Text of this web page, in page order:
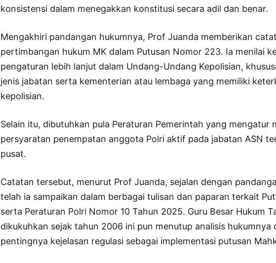
konsistensi dalam menegakkan konstitusi secara adil dan benar.
Mengakhiri pandangan hukumnya, Prof Juanda memberikan
pertimbangan hukum MK dalam Putusan Nomor 223. Ia menilai
pengaturan lebih lanjut dalam Undang-Undang Kepolisian,
jenis jabatan serta kementerian atau lembaga yang memiliki
kepolisian.
Selain itu, dibutuhkan pula Peraturan Pemerintah yang mengatur
persyaratan penempatan anggota Polri aktif pada jabatan ASN
pusat.
Catatan tersebut, menurut Prof Juanda, sejalan dengan
telah ia sampaikan dalam berbagai tulisan dan paparan terkait
serta Peraturan Polri Nomor 10 Tahun 2025. Guru Besar Hukum
dikukuhkan sejak tahun 2006 ini pun menutup analisis hukumnya
pentingnya kejelasan regulasi sebagai implementasi putusan